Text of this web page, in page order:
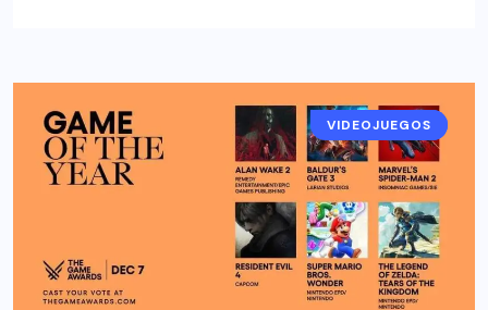
NOTICIAS
VIDEOJUEGOS